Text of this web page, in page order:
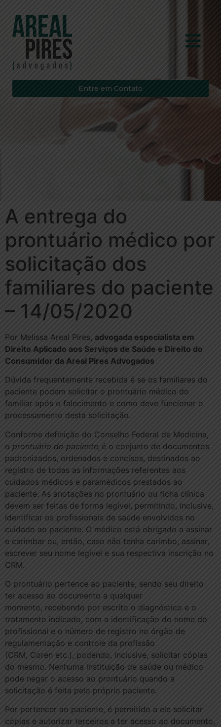
Entre em Contato
A entrega do
prontuário médico por
solicitação dos
familiares do paciente
– 14/05/2020
Por Melissa Areal Pires, advogada especialista em
Direito Aplicado aos Serviços de Saúde e Direito do
Consumidor da Areal Pires Advogados
Dúvida frequentemente recebida é se os familiares do
paciente podem solicitar o prontuário médico do
familiar após o falecimento e como deve funcionar o
processamento desta solicitação.
Conforme definição do Conselho Federal de Medicina,
o prontuário do paciente, é o conjunto de documentos
padronizados, ordenados e concisos, destinados ao
registro de todas as informações referentes aos
cuidados médicos e paramédicos prestados ao
paciente. As anotações no prontuário ou ficha clínica
devem ser feitas de forma legível, permitindo, inclusive,
identificar os profissionais de saúde envolvidos no
cuidado ao paciente. O médico está obrigado a assinar
e carimbar ou, então, caso não tenha carimbo, assinar,
escrever seu nome legível e sua respectiva inscrição no
CRM.
O prontuário pertence ao paciente, sendo seu direito
ter acesso ao documento a qualquer
momento, recebendo por escrito o diagnóstico e o
tratamento indicado, com a identificação do nome do
profissional e o número de registro no órgão de
regulamentação e controle da profissão
(CRM, Coren etc.), podendo, inclusive, solicitar cópias
do mesmo. Nenhuma instituição de saúde ou médico
pode negar o acesso ao prontuário quando a
solicitação é feita pelo próprio paciente.
Por pertencer ao paciente, é permitido a ele solicitar
cópias e autorizar terceiros a ter acesso ao documento,